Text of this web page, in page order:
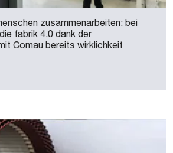
zusammenarbeiten: bei
fabrik 4.0 dank der
Comau bereits wirklichkeit